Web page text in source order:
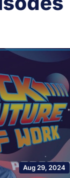
Aug 29, 2024